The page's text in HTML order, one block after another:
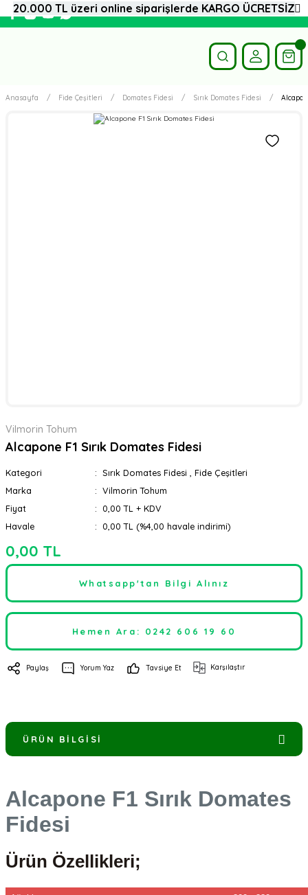
Anasayfa Fide Çeşitleri Domates Fidesi Sırık Domates Fidesi
Vilmorin Tohum
Alcapone F1 Sırık Domates Fidesi
Kategori Sırık Domates Fidesi
Fide Çeşitleri
Marka
Vilmorin Tohum
Fiyat
0,00 TL + KDV
Havale
0,00 TL (%4,00 havale indirimi)
0,00 TL
Whatsapp'tan Bilgi Alınız
Hemen Ara: 0242 606 19 60
Paylaş Yorum Yaz Tavsiye Et Karşılaştır
ÜRÜN BILGISI
Alcapone F1 Sırık Domates
Fidesi
Ürün Özellikleri;
20.000 TL üzeri online siparişlerde KARGO ÜCRETSİZ